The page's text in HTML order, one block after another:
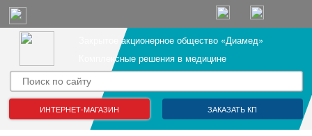
Закрытое акционерное общество «Диамед»
Комплексные решения в медицине
ИНТЕРНЕТ-МАГАЗИН ЗАКАЗАТЬ КП